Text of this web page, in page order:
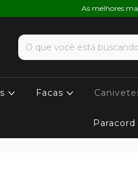
As melhores
Facas
Paracord